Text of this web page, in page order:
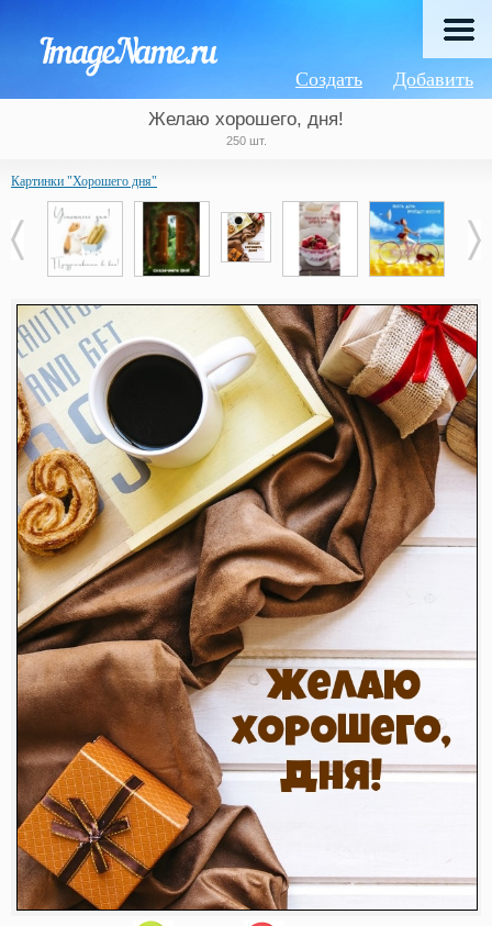
Добавить
Создать
Желаю хорошего, дня!
250 шт.
Картинки "Хорошего дня"